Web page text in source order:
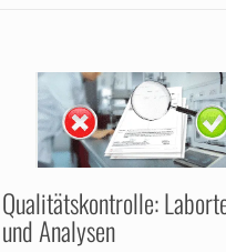
Qualitätskontrolle:
und Analysen